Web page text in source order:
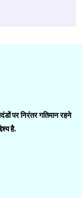
पर निरंतर गतिमान रहने
है.